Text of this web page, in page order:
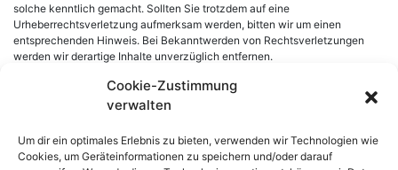
Cookie-Zustimmung
verwalten
Um dir ein optimales Erlebnis zu bieten, verwenden wir Technologien wie
Cookies, um Geräteinformationen zu speichern und/oder darauf
solche kenntlich gemacht. Sollten Sie trotzdem auf eine
Urheberrechtsverletzung aufmerksam werden, bitten wir um einen
entsprechenden Hinweis. Bei Bekanntwerden von Rechtsverletzungen
werden wir derartige Inhalte unverzüglich entfernen.
Havanna- und Alaska-Club im LV Hannover